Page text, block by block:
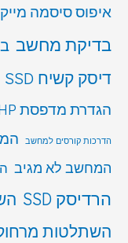
איפוס סיסמה
בדיקת מחשב
דיסק קשיח SSD
הגדרת מדפסת HP
הדרכות קורסים למחשב
המחשב לא מגיב
הרדיסק SSD
השתלטות